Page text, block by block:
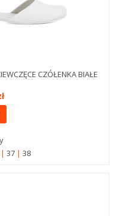
CZÓŁENKA BIAŁE
37 38